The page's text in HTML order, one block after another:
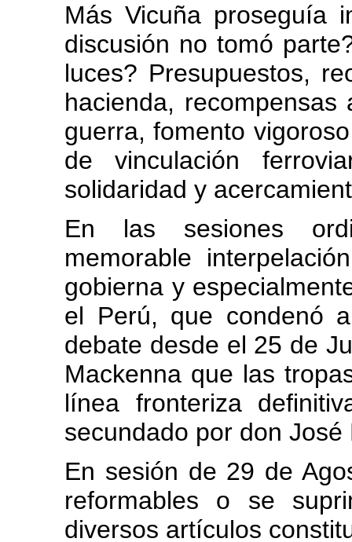
Más Vicuña proseguía
discusión no tomó
luces? Presupuestos,
hacienda,
guerra, fomento
de vinculación
solidaridad y
En las sesiones
memorable
gobierna y
el Perú, que condenó
debate desde el 25 de
Mackenna que las
línea fronteriza
secundado por don
En sesión de 29 de
reformables o se
diversos artículos